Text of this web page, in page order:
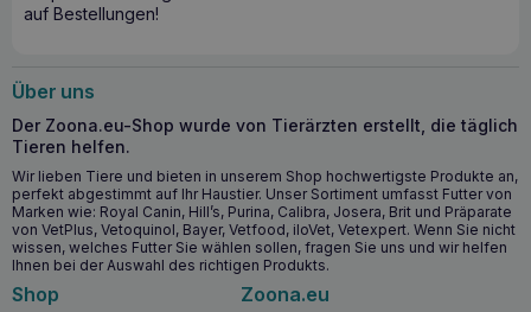
der Phospholipide und des L-Betains.
Stoffwechsel: durch L-Arginin und L-Glutamin.
Antioxidativer Schutz
freien Radikalen.
Wann sollte man mit der Einnahme von VET
EXPERT Hepatiale Forte Advanced
Leberunterstützung beginnen?
auf Bestellungen!
Über uns
Der Zoona.eu-Shop wurde von Tierärzten erstellt, die täglich
Tieren helfen.
Wir lieben Tiere und bieten in unserem Shop hochwertigste Produkte an,
perfekt abgestimmt auf Ihr Haustier. Unser Sortiment umfasst Futter von
Marken wie: Royal Canin, Hill’s, Purina, Calibra, Josera, Brit und Präparate
von VetPlus, Vetoquinol, Bayer, Vetfood, iloVet, Vetexpert. Wenn Sie nicht
wissen, welches Futter Sie wählen sollen, fragen Sie uns und wir helfen
Ihnen bei der Auswahl des richtigen Produkts.
Shop Zoona.eu